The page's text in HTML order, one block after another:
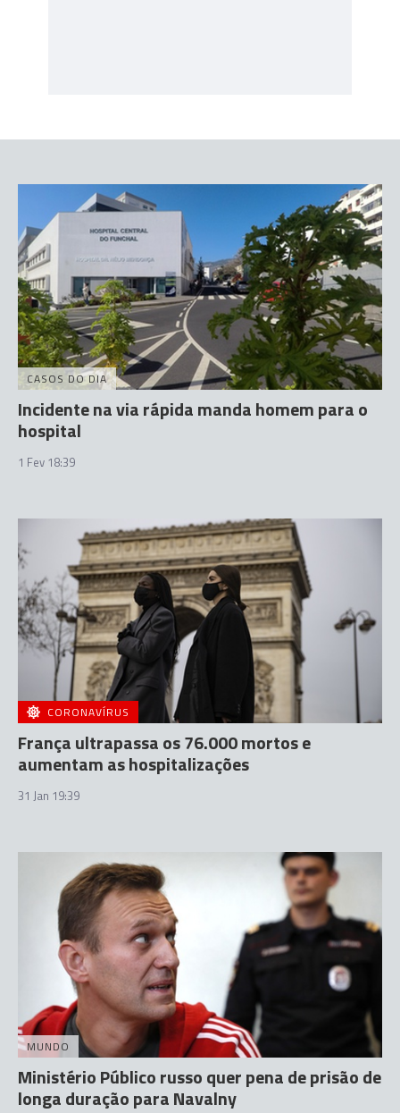
CASOS DO DIA
Incidente na via rápida manda homem para o
hospital
1 Fev 18:39
CORONAVÍRUS
França ultrapassa os 76.000 mortos e
aumentam as hospitalizações
31 Jan 19:39
MUNDO
Ministério Público russo quer pena de prisão de
longa duração para Navalny